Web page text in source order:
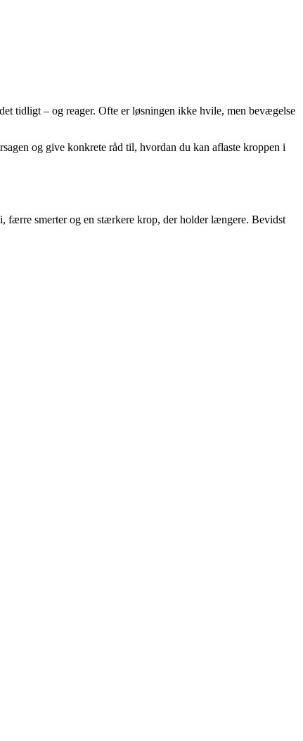
tidligt – og reager. Ofte er løsningen ikke hvile, men bevægelse
og give konkrete råd til, hvordan du kan aflaste kroppen i
færre smerter og en stærkere krop, der holder længere. Bevidst